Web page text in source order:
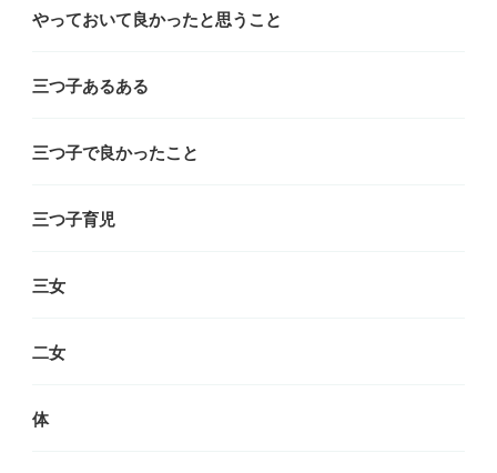
やっておいて良かったと思うこと
三つ子あるある
三つ子で良かったこと
三つ子育児
三女
二女
体